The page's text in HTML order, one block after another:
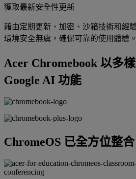
獲取最新安全性更新
藉由定期更新、加密、沙箱技術和經
環境安全無虞，確保可靠的使用體驗。
Acer Chromebook 以多
Google AI 功能
ChromeOS 已全方位整